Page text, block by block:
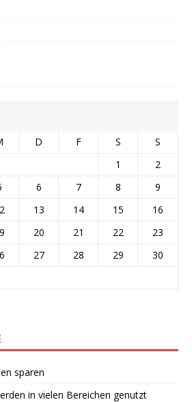
D F S
S
1
2
6 7 8
9
13 14 15
16
20 21 22
23
27 28 29
30
sparen
in vielen Bereichen genutzt